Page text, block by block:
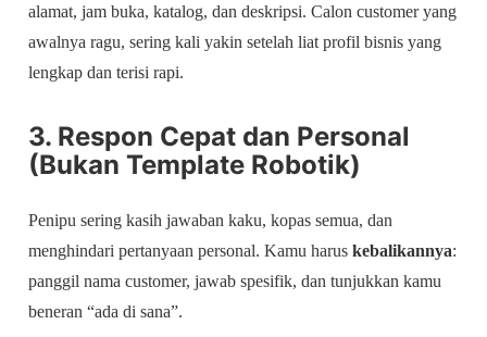
alamat, jam buka, katalog, dan deskripsi. Calon customer yang
awalnya ragu, sering kali yakin setelah liat profil bisnis yang
lengkap dan terisi rapi.
3. Respon Cepat dan Personal
(Bukan Template Robotik)
Penipu sering kasih jawaban kaku, kopas semua, dan
menghindari pertanyaan personal. Kamu haruskebalikannya:
panggil nama customer, jawab spesifik, dan tunjukkan kamu
beneran “ada di sana”.